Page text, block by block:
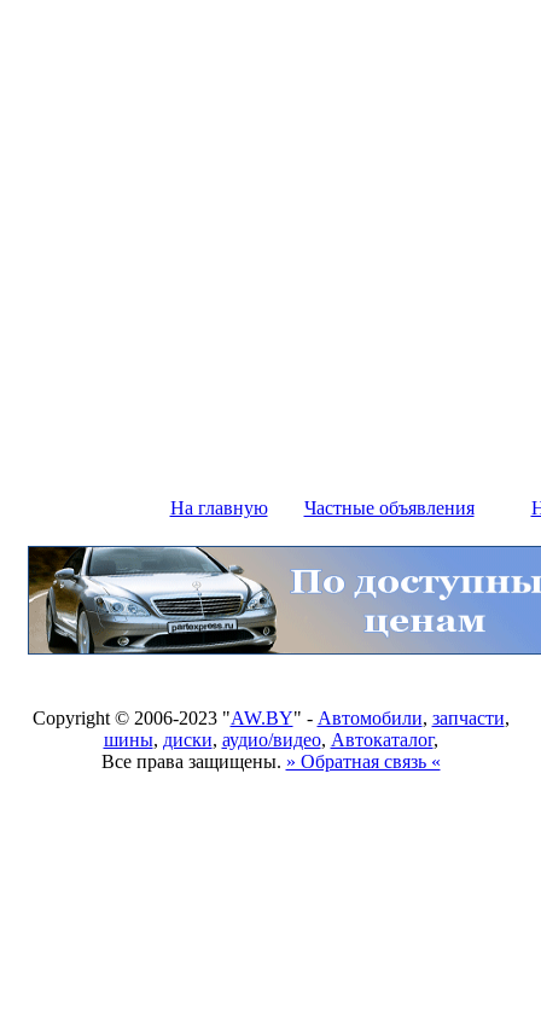
На главную Частные объявления
Copyright © 2006-2023 "AW.BY" - Автомобили, запчасти,
шины, диски, аудио/видео, Автокаталог,
Все права защищены. » Обратная связь «